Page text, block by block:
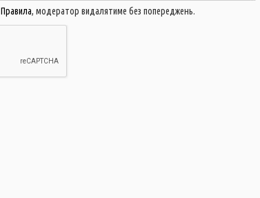
Правила, модератор видалятиме без попереджень.